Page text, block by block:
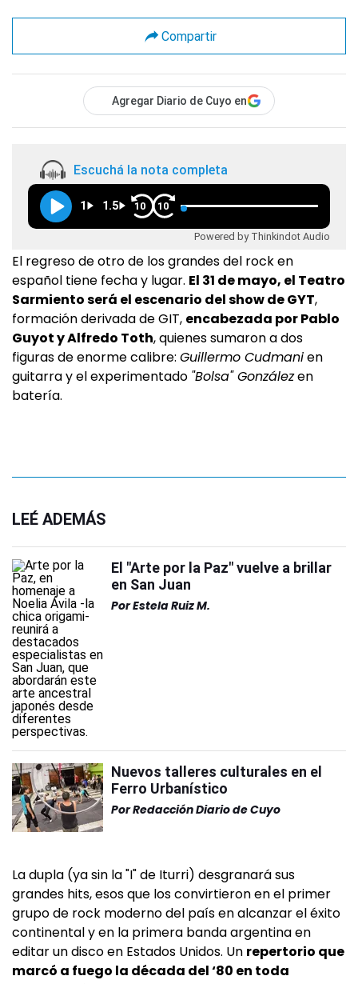
Compartir
Agregar Diario de Cuyo en
Escuchá la nota completa
1 1.5 10 10
Powered by Thinkindot Audio
El regreso de otro de los grandes del rock en
español tiene fecha y lugar. El 31 de mayo, el Teatro
Sarmiento será el escenario del show de GYT,
formación derivada de GIT, encabezada por Pablo
Guyot y Alfredo Toth, quienes sumaron a dos
figuras de enorme calibre: Guillermo Cudmanien
guitarra y el experimentado "Bolsa" Gonzálezen
batería.
LEÉ ADEMÁS
El "Arte por la Paz" vuelve a brillar
en San Juan
PorEstela Ruiz M.
Nuevos talleres culturales en el
Ferro Urbanístico
PorRedacción Diario de Cuyo
La dupla (ya sin la "I" de Iturri) desgranará sus
grandes hits, esos que los convirtieron en el primer
grupo de rock moderno del país en alcanzar el éxito
continental y en la primera banda argentina en
editar un disco en Estados Unidos. Un repertorio que
marcó a fuego la década del ‘80 en toda